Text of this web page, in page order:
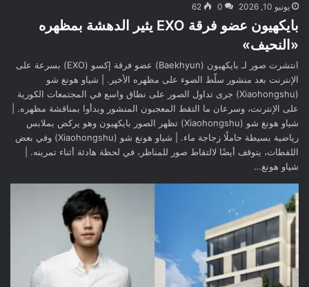
يونيو 10, 2026 0
62
بايكهيون عضو فرقة EXO يثير الدهشة بمظهره
«النحيف»
انتشرت صور لـ بايكهيون (Baekhyun) عضو فرقة إكسو (EXO) بسرعة على
الإنترنت بعد منشور سلّط الضوء على مظهره الأخير. | شياو هونغ شو
(Xiaohongshu) جرى تداول الصور على نطاق واسع في المجتمعات الكورية
على الإنترنت، وسرعان ما التقط المعجبون المنشور وبدأوا بمناقشة مظهره. |
شياو هونغ شو (Xiaohongshu) تظهر الصور بايكهيون وهو يركض بملابس
رياضية بسيطة حاملًا زجاجة ماء. | شياو هونغ شو (Xiaohongshu) وفي بعض
اللقطات، يتوقف أيضًا لالتقاط صور للمناظر، في لحظة هادئة أثناء تمرينه. |
شياو هونغ…